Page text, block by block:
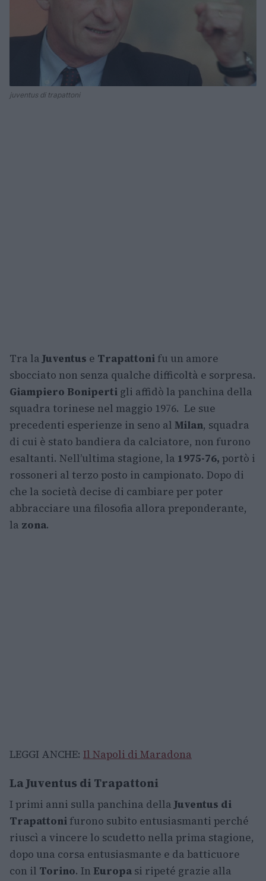
juventus di trapattoni
Tra laJuventus e Trapattoni fu un amore
sbocciato non senza qualche difficoltà e sorpresa.
Giampiero Boniperti gli affidò la panchina della
squadra torinese nel maggio 1976. Le sue
precedenti esperienze in seno al Milan, squadra
di cui è stato bandiera da calciatore, non furono
esaltanti. Nell’ultima stagione, la 1975-76, portò i
rossoneri al terzo posto in campionato. Dopo di
che la società decise di cambiare per poter
abbracciare una filosofia allora preponderante,
la zona.
LEGGI ANCHE: Il Napoli di Maradona
La Juventus di Trapattoni
I primi anni sulla panchina dellaJuventus di
Trapattoni furono subito entusiasmanti perché
riuscì a vincere lo scudetto nella prima stagione,
dopo una corsa entusiasmante e da batticuore
con il Torino. In Europa si ripeté grazie alla